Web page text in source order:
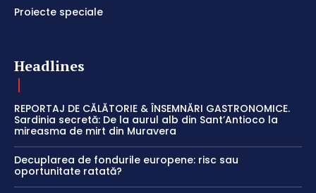
Proiecte speciale
Headlines
REPORTAJ DE CĂLĂTORIE & ÎNSEMNĂRI GASTRONOMICE.
Sardinia secretă: De la aurul alb din Sant’Antioco la
mireasma de mirt din Muravera
Decuplarea de fondurile europene: risc sau
oportunitate ratată?